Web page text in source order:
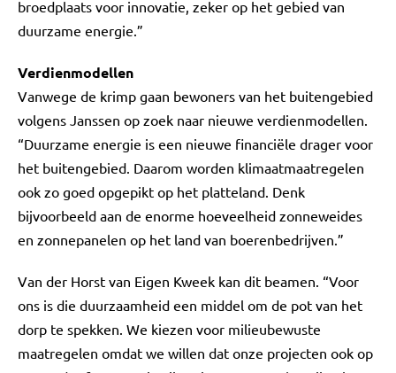
broedplaats voor innovatie, zeker op het gebied van
duurzame energie.”
Verdienmodellen
Vanwege de krimp gaan bewoners van het buitengebied
volgens Janssen op zoek naar nieuwe verdienmodellen.
“Duurzame energie is een nieuwe financiële drager voor
het buitengebied. Daarom worden klimaatmaatregelen
ook zo goed opgepikt op het platteland. Denk
bijvoorbeeld aan de enorme hoeveelheid zonneweides
en zonnepanelen op het land van boerenbedrijven.”
Van der Horst van Eigen Kweek kan dit beamen. “Voor
ons is die duurzaamheid een middel om de pot van het
dorp te spekken. We kiezen voor milieubewuste
maatregelen omdat we willen dat onze projecten ook op